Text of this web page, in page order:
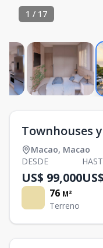
1 / 17
Townhouses
Macao, Macao
DESDE
US$ 99,000
76 M²
Terreno